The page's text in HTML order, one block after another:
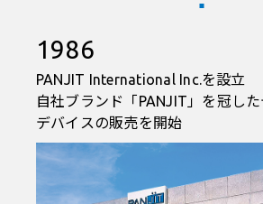
1986
PANJIT International Inc.を設立
自社ブランド「PANJIT」を冠し
デバイスの販売を開始